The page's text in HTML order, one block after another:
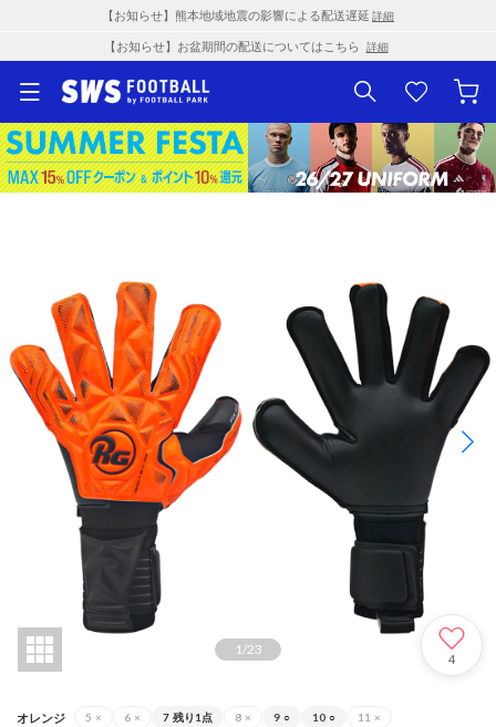
【お知らせ】熊本地域地震の影響による配送遅延 詳細
【お知らせ】お盆期間の配送についてはこちら 詳細
1/23
4
オレンジ 5 × 6 × 7 残り1点 8 × 9 ○ 10 ○ 11 ×